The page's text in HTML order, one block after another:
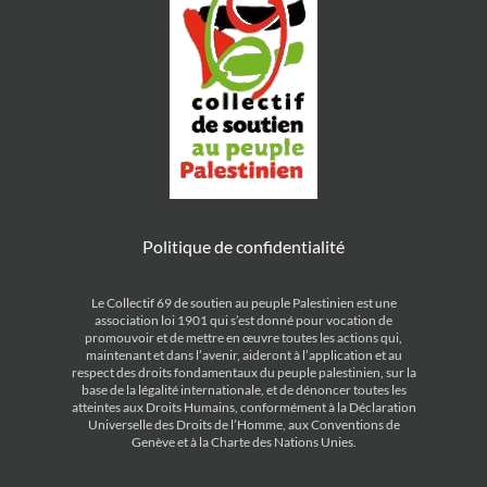
Politique de confidentialité
Le Collectif 69 de soutien au peuple Palestinien est une
association loi 1901 qui s’est donné pour vocation de
promouvoir et de mettre en œuvre toutes les actions qui,
maintenant et dans l’avenir, aideront à l’application et au
respect des droits fondamentaux du peuple palestinien, sur la
base de la légalité internationale, et de dénoncer toutes les
atteintes aux Droits Humains, conformément à la Déclaration
Universelle des Droits de l’Homme, aux Conventions de
Genève et à la Charte des Nations Unies.